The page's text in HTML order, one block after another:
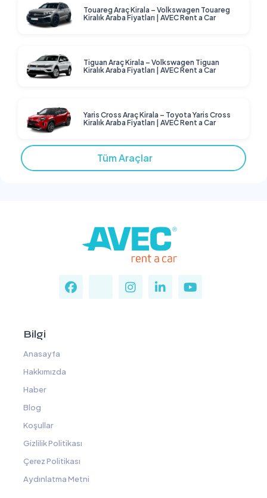
Touareg Araç Kirala – Volkswagen Touareg
Kiralık Araba Fiyatları | AVEC Rent a Car
Tiguan Araç Kirala – Volkswagen Tiguan
Kiralık Araba Fiyatları | AVEC Rent a Car
Yaris Cross Araç Kirala – Toyota Yaris Cross
Kiralık Araba Fiyatları | AVEC Rent a Car
Tüm Araçlar
Bilgi
Anasayfa
Hakkımızda
Haber
Blog
Koşullar
Gizlilik Politikası
Çerez Politikası
Aydınlatma Metni